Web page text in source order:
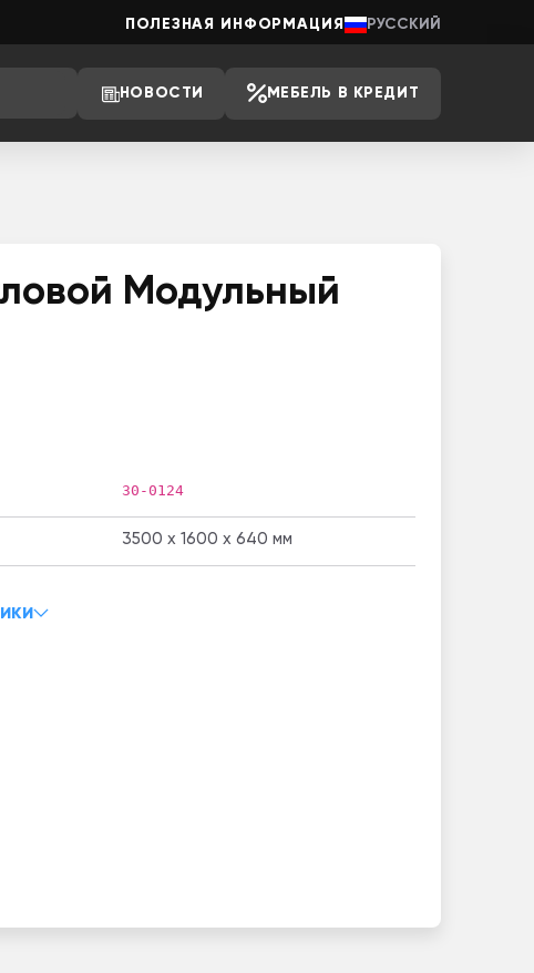
ПОЛЕЗНАЯ ИНФОРМАЦИЯ РУССКИЙ
НОВОСТИ МЕБЕЛЬ В КРЕДИТ
Модульный
30-0124
3500 x 1600 x 640 мм